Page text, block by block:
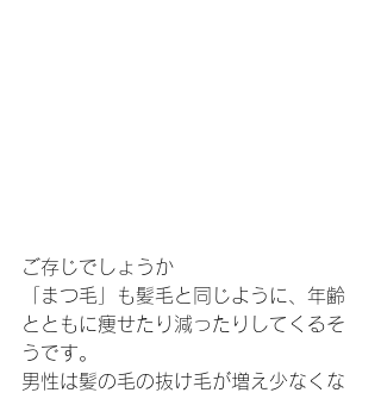
ご存じでしょうか
「まつ毛」も髪毛と同じように、年齢
とともに痩せたり減ったりしてくるそ
うです。
男性は髪の毛の抜け毛が増え少なくな